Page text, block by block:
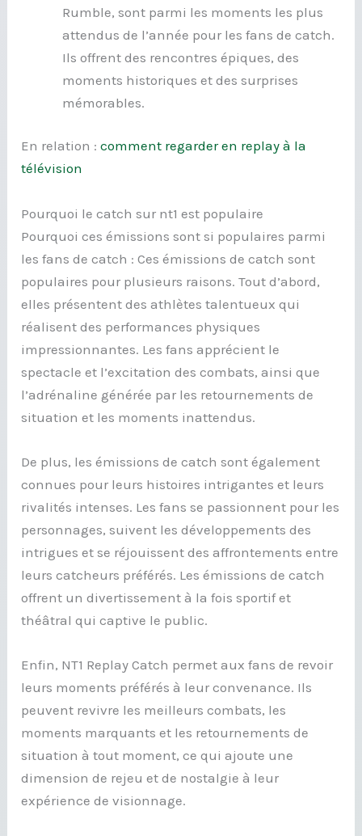
Rumble, sont parmi les moments les plus
attendus de l’année pour les fans de catch.
Ils offrent des rencontres épiques, des
moments historiques et des surprises
mémorables.
En relation : comment regarder en replay à la
télévision
Pourquoi le catch sur nt1 est populaire
Pourquoi ces émissions sont si populaires parmi
les fans de catch : Ces émissions de catch sont
populaires pour plusieurs raisons. Tout d’abord,
elles présentent des athlètes talentueux qui
réalisent des performances physiques
impressionnantes. Les fans apprécient le
spectacle et l’excitation des combats, ainsi que
l’adrénaline générée par les retournements de
situation et les moments inattendus.
De plus, les émissions de catch sont également
connues pour leurs histoires intrigantes et leurs
rivalités intenses. Les fans se passionnent pour les
personnages, suivent les développements des
intrigues et se réjouissent des affrontements entre
leurs catcheurs préférés. Les émissions de catch
offrent un divertissement à la fois sportif et
théâtral qui captive le public.
Enfin, NT1 Replay Catch permet aux fans de revoir
leurs moments préférés à leur convenance. Ils
peuvent revivre les meilleurs combats, les
moments marquants et les retournements de
situation à tout moment, ce qui ajoute une
dimension de rejeu et de nostalgie à leur
expérience de visionnage.